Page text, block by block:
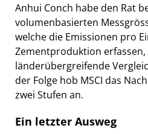
Anhui Conch habe den Rat
volumenbasierten
welche die Emissionen pro
Zementproduktion erfassen,
länderübergreifende
der Folge hob MSCI das
zwei Stufen an.
Ein letzter Ausweg